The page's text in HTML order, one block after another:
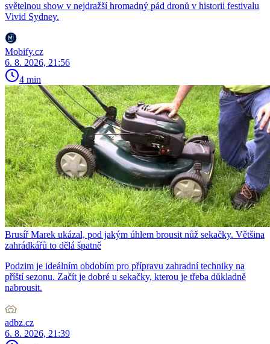
světelnou show v nejdražší hromadný pád dronů v historii festivalu
Vivid Sydney.
Mobify.cz
6. 8. 2026, 21:56
4 min
Brusíř Marek ukázal, pod jakým úhlem brousit nůž sekačky. Většina
zahrádkářů to dělá špatně
Podzim je ideálním obdobím pro přípravu zahradní techniky na
příští sezonu. Začít je dobré u sekačky, kterou je třeba důkladně
nabrousit.
adbz.cz
6. 8. 2026, 21:39